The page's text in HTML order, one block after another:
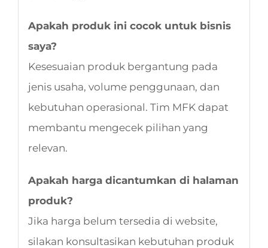
Apakah produk ini cocok untuk bisnis
saya?
Kesesuaian produk bergantung pada
jenis usaha, volume penggunaan, dan
kebutuhan operasional. Tim MFK dapat
membantu mengecek pilihan yang
relevan.
Apakah harga dicantumkan di halaman
produk?
Jika harga belum tersedia di website,
silakan konsultasikan kebutuhan produk